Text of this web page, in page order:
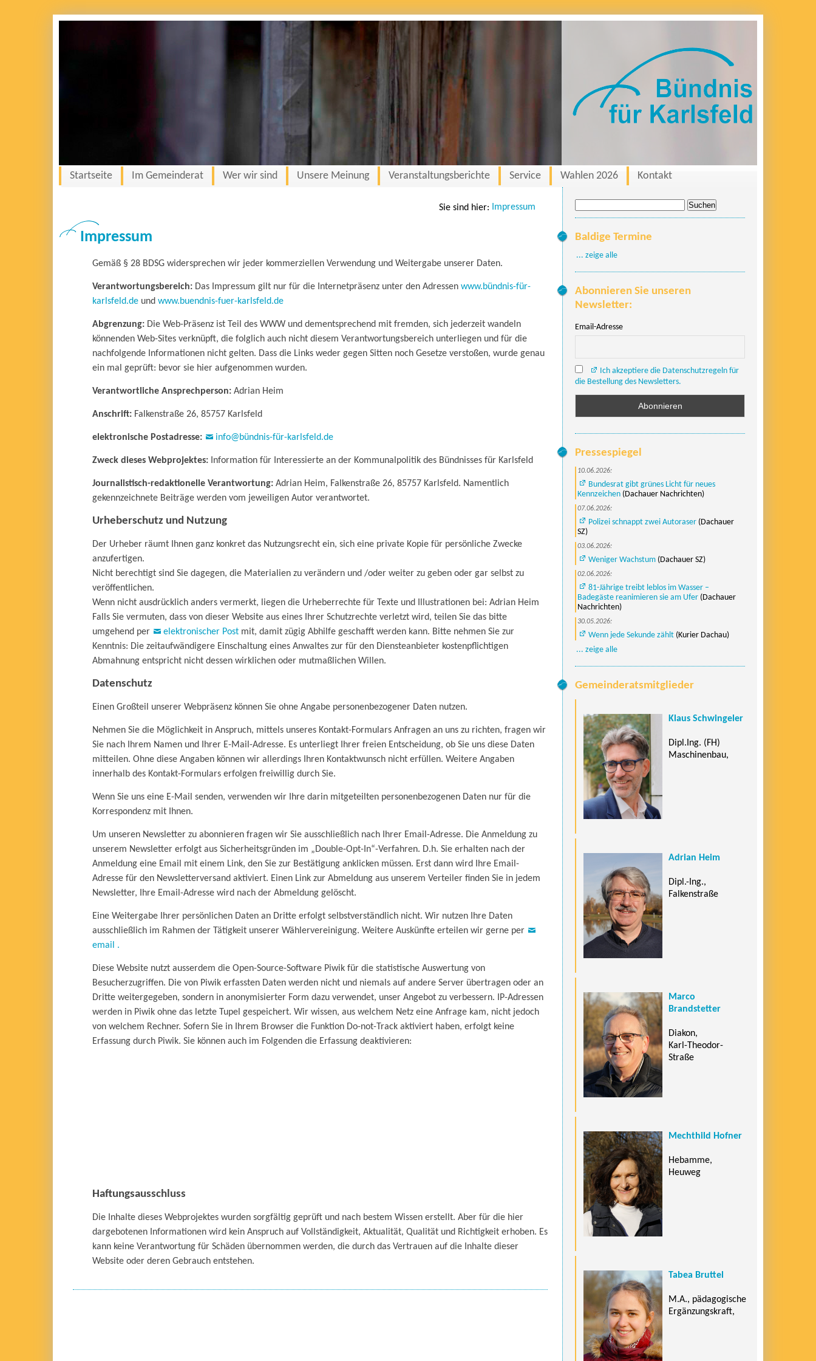
Startseite Im Gemeinderat Wer wir sind Unsere Meinung Veranstaltungsberichte Service Wahlen 2026 Kontakt
Sie sind hier: Impressum
Impressum
Gemäß § 28 BDSG widersprechen wir jeder kommerziellen Verwendung und Weitergabe unserer Daten.
Verantwortungsbereich: Das Impressum gilt nur für die Internetpräsenz unter den Adressen www.bündnis-für-
karlsfeld.de und www.buendnis-fuer-karlsfeld.de
Abgrenzung: Die Web-Präsenz ist Teil des WWW und dementsprechend mit fremden, sich jederzeit wandeln
könnenden Web-Sites verknüpft, die folglich auch nicht diesem Verantwortungsbereich unterliegen und für die
nachfolgende Informationen nicht gelten. Dass die Links weder gegen Sitten noch Gesetze verstoßen, wurde genau
ein mal geprüft: bevor sie hier aufgenommen wurden.
Verantwortliche Ansprechperson: Adrian Heim
Anschrift: Falkenstraße 26, 85757 Karlsfeld
elektronische Postadresse: info@bündnis-für-karlsfeld.de
Zweck dieses Webprojektes: Information für Interessierte an der Kommunalpolitik des Bündnisses für Karlsfeld
Journalistisch-redaktionelle Verantwortung: Adrian Heim, Falkenstraße 26, 85757 Karlsfeld. Namentlich
gekennzeichnete Beiträge werden vom jeweiligen Autor verantwortet.
Urheberschutz und Nutzung
Der Urheber räumt Ihnen ganz konkret das Nutzungsrecht ein, sich eine private Kopie für persönliche Zwecke
anzufertigen.
Nicht berechtigt sind Sie dagegen, die Materialien zu verändern und /oder weiter zu geben oder gar selbst zu
veröffentlichen.
Wenn nicht ausdrücklich anders vermerkt, liegen die Urheberrechte für Texte und Illustrationen bei: Adrian Heim
Falls Sie vermuten, dass von dieser Website aus eines Ihrer Schutzrechte verletzt wird, teilen Sie das bitte
umgehend per
elektronischer Post mit, damit zügig Abhilfe geschafft werden kann. Bitte nehmen Sie zur
Kenntnis: Die zeitaufwändigere Einschaltung eines Anwaltes zur für den Diensteanbieter kostenpflichtigen
Abmahnung entspricht nicht dessen wirklichen oder mutmaßlichen Willen.
Datenschutz
Einen Großteil unserer Webpräsenz können Sie ohne Angabe personenbezogener Daten nutzen.
Nehmen Sie die Möglichkeit in Anspruch, mittels unseres Kontakt-Formulars Anfragen an uns zu richten, fragen wir
Sie nach Ihrem Namen und Ihrer E-Mail-Adresse. Es unterliegt Ihrer freien Entscheidung, ob Sie uns diese Daten
mitteilen. Ohne diese Angaben können wir allerdings Ihren Kontaktwunsch nicht erfüllen. Weitere Angaben
innerhalb des Kontakt-Formulars erfolgen freiwillig durch Sie.
Wenn Sie uns eine E-Mail senden, verwenden wir Ihre darin mitgeteilten personenbezogenen Daten nur für die
Korrespondenz mit Ihnen.
Um unseren Newsletter zu abonnieren fragen wir Sie ausschließlich nach Ihrer Email-Adresse. Die Anmeldung zu
unserem Newsletter erfolgt aus Sicherheitsgründen im „Double-Opt-In“-Verfahren. D.h. Sie erhalten nach der
Anmeldung eine Email mit einem Link, den Sie zur Bestätigung anklicken müssen. Erst dann wird Ihre Email-
Adresse für den Newsletterversand aktiviert. Einen Link zur Abmeldung aus unserem Verteiler finden Sie in jedem
Newsletter, Ihre Email-Adresse wird nach der Abmeldung gelöscht.
Eine Weitergabe Ihrer persönlichen Daten an Dritte erfolgt selbstverständlich nicht. Wir nutzen Ihre Daten
ausschließlich im Rahmen der Tätigkeit unserer Wählervereinigung. Weitere Auskünfte erteilen wir gerne per
email .
Diese Website nutzt ausserdem die Open-Source-Software Piwik für die statistische Auswertung von
Besucherzugriffen. Die von Piwik erfassten Daten werden nicht und niemals auf andere Server übertragen oder an
Dritte weitergegeben, sondern in anonymisierter Form dazu verwendet, unser Angebot zu verbessern. IP-Adressen
werden in Piwik ohne das letzte Tupel gespeichert. Wir wissen, aus welchem Netz eine Anfrage kam, nicht jedoch
von welchem Rechner. Sofern Sie in Ihrem Browser die Funktion Do-not-Track aktiviert haben, erfolgt keine
Erfassung durch Piwik. Sie können auch im Folgenden die Erfassung deaktivieren:
Haftungsausschluss
Die Inhalte dieses Webprojektes wurden sorgfältig geprüft und nach bestem Wissen erstellt. Aber für die hier
dargebotenen Informationen wird kein Anspruch auf Vollständigkeit, Aktualität, Qualität und Richtigkeit erhoben. Es
kann keine Verantwortung für Schäden übernommen werden, die durch das Vertrauen auf die Inhalte dieser
Website oder deren Gebrauch entstehen.
nach:
Baldige Termine
... zeige alle
Abonnieren Sie unseren
Newsletter:
Email-Adresse
Ich akzeptiere die Datenschutzregeln für
die Bestellung des Newsletters.
Pressespiegel
10.06.2026:
Bundesrat gibt grünes Licht für neues
Kennzeichen (Dachauer Nachrichten)
07.06.2026:
Polizei schnappt zwei Autoraser (Dachauer
SZ)
03.06.2026:
Weniger Wachstum (Dachauer SZ)
02.06.2026:
81-Jährige treibt leblos im Wasser –
Badegäste reanimieren sie am Ufer (Dachauer
Nachrichten)
30.05.2026:
Wenn jede Sekunde zählt (Kurier Dachau)
... zeige alle
Gemeinderatsmitglieder
Klaus Schwingeler
Dipl.Ing. (FH)
Maschinenbau,
Adrian Heim
Dipl.-Ing.,
Falkenstraße
Marco
Brandstetter
Diakon,
Karl-Theodor-
Straße
Mechthild Hofner
Hebamme,
Heuweg
Tabea Bruttel
M.A., pädagogische
Ergänzungskraft,